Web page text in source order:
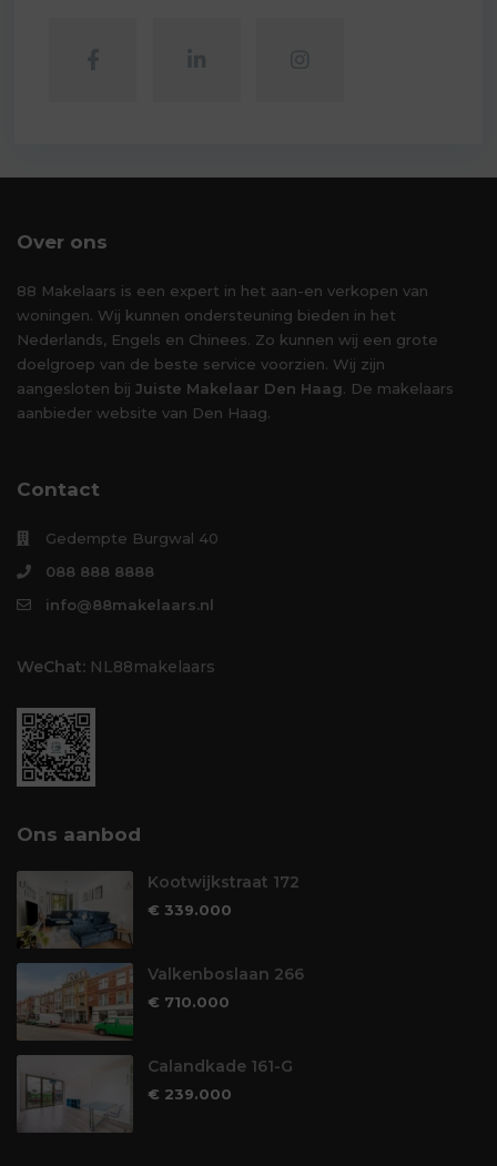
Over ons
88 Makelaars is een expert in het aan-en verkopen van
woningen. Wij kunnen ondersteuning bieden in het
Nederlands, Engels en Chinees. Zo kunnen wij een grote
doelgroep van de beste service voorzien. Wij zijn
aangesloten bij Juiste Makelaar Den Haag. De makelaars
aanbieder website van Den Haag.
Contact
Gedempte Burgwal 40
088 888 8888
info@88makelaars.nl
WeChat: NL88makelaars
Ons aanbod
Kootwijkstraat 172
€ 339.000
Valkenboslaan 266
€ 710.000
Calandkade 161-G
€ 239.000